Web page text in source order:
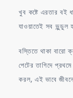
খুব কষ্টে এরতার বই
যাওয়াতেই সব ভুন্ডুল
বস্তিতে থাকা বারো
পেটের তাগিদে
করল, এই ভাবে